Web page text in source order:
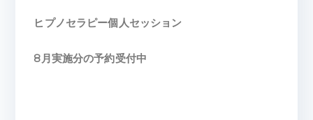
ヒプノセラピー個人セッション
8月実施分の予約受付中